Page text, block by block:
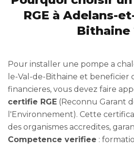
RGE à Adelans-
Bithaine
Pour installer une pompe a
le-Val-de-Bithaine et beneficier
financieres, vous devez faire
certifie RGE (Reconnu Garant
l'Environnement). Cette
des organismes accredites,
Competence verifiee :